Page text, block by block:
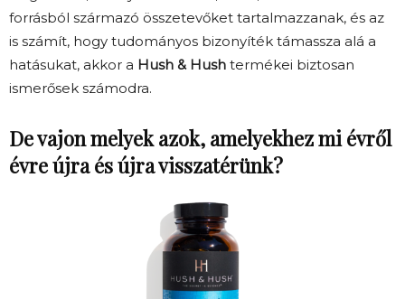
forrásból származó összetevőket tartalmazzanak, és az
is számít, hogy tudományos bizonyíték támassza alá a
hatásukat, akkor a Hush & Hush termékei biztosan
ismerősek számodra.
De vajon melyek azok, amelyekhez mi évről
évre újra és újra visszatérünk?